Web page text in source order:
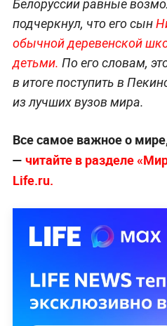
Белоруссии равные
подчеркнул, что его сын
обычной деревенской
детьми. По его словам,
в итоге поступить в
из лучших вузов мира.
Все самое важное о
— читайте в разделе
Life.ru.